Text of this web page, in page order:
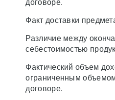
договоре.
Факт доставки
Различие между
себестоимостью
Фактический объем
ограниченным
договоре.